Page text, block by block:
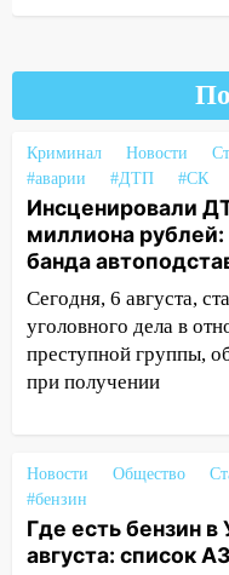
17:08
оставил в силе
3,2 млн рублей
16:09 Ветераны
Ульяновска
Чемпионате
16:02 В
более 28%
зернобобовых
Ульяновской
агрессивную
15:47 На улице
Криминал Новости
#аварии
#ДТП #СК
Инсценировали
миллиона
банда
Сегодня, 6 августа,
уголовного дела в
преступной группы,
при получении
Новости Общество
#бензин
Где есть бензин
августа: список